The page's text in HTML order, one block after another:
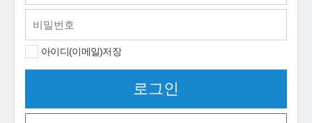
아이디(이메일)저장